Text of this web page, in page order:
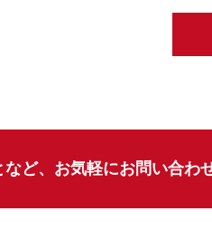
ど、 お気軽にお問い合わ